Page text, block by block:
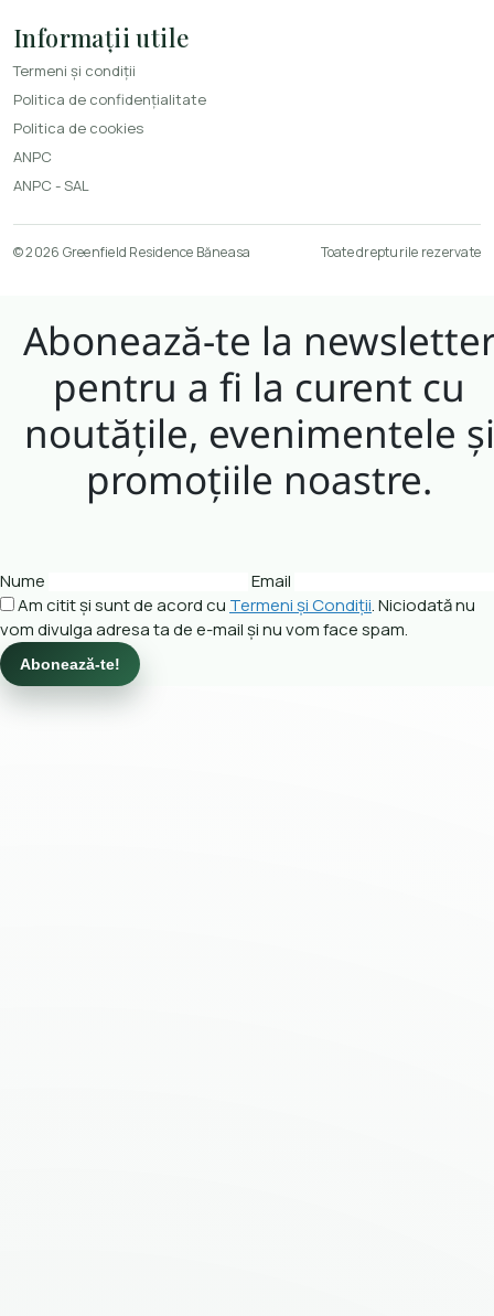
Informații utile
Termeni și condiții
Politica de confidențialitate
Politica de cookies
ANPC
ANPC - SAL
© 2026 Greenfield Residence Băneasa Toate drepturile rezervate
Abonează-te la
pentru a fi la curent cu
noutățile, evenimentele și
promoțiile noastre.
Nume
Email
Am citit și sunt de acord cu Termeni și Condiții. Niciodată nu
vom divulga adresa ta de e-mail și nu vom face spam.
Abonează-te!